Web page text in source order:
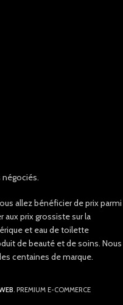
négociés.
allez bénéficier de prix parmi
aux prix grossiste sur la
et eau de toilette
de beauté et de soins. Nous
centaines de marque.
. PREMIUM E-COMMERCE